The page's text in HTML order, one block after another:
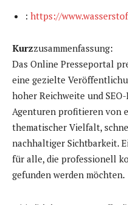
: https://
Kurzzusammenfassung:
Das Online Presseportal
eine gezielte
hoher Reichweite und
Agenturen profitieren von
thematischer Vielfalt,
nachhaltiger Sichtbarkeit.
für alle, die professionell
gefunden werden möchten.